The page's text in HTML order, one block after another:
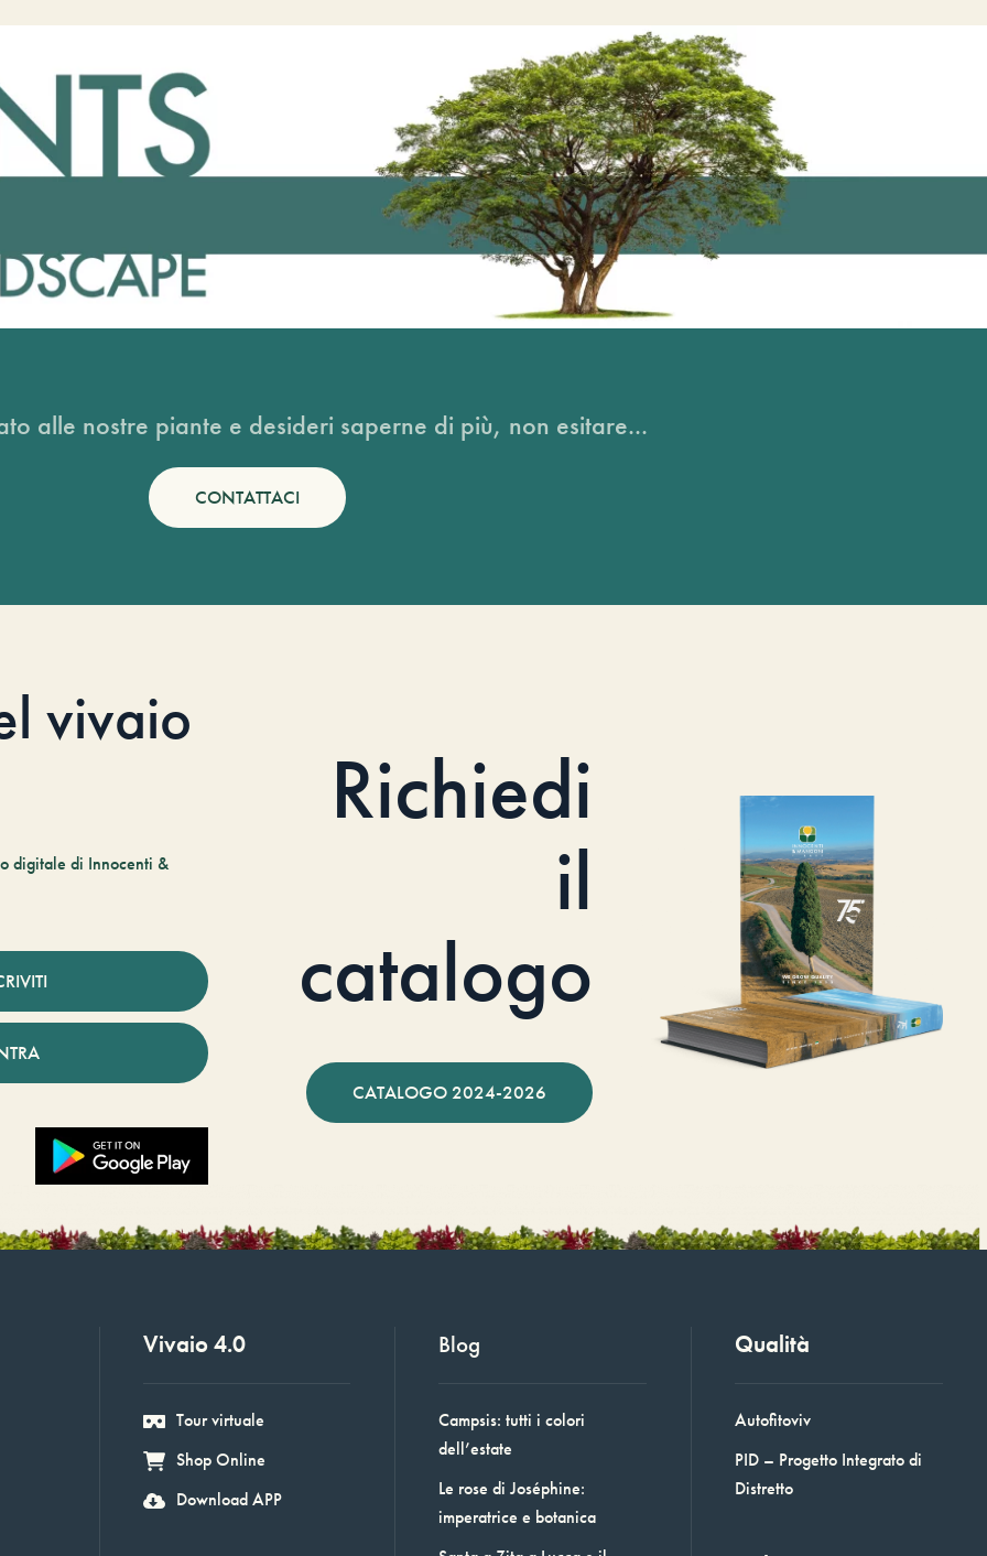
alle nostre piante e desideri saperne di più, non esitare...
CONTATTACI
vivaio
digitale di Innocenti &
Richiedi
il
catalogo
CATALOGO 2024-2026
Vivaio 4.0
Tour virtuale
Shop Online
Download APP
Blog
Campsis: tutti i colori
dell’estate
Le rose di Joséphine:
imperatrice e botanica
Qualità
Autofitoviv
PID – Progetto Integrato di
Distretto